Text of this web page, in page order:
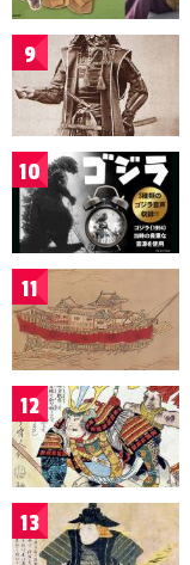
9
10
11
12
13